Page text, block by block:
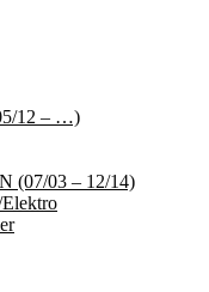
12 – …)
(07/03 – 12/14)
Elektro